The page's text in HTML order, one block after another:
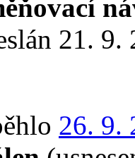
21. 9.
26. 9.